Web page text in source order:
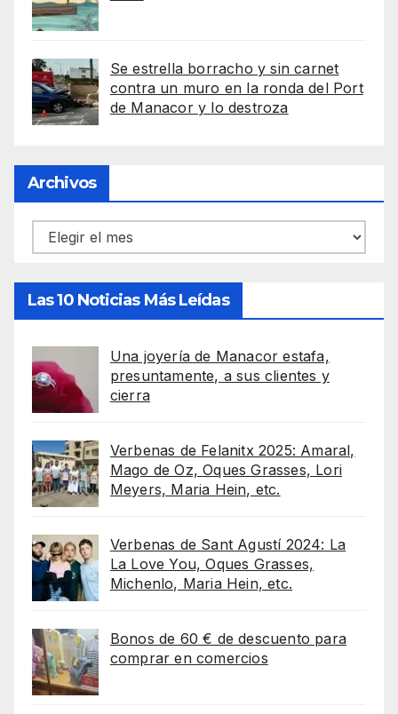
Se estrella borracho y sin carnet
contra un muro en la ronda del Port
de Manacor y lo destroza
Archivos
Archivos
Las 10 Noticias Más Leídas
Una joyería de Manacor estafa,
presuntamente, a sus clientes y
cierra
Verbenas de Felanitx 2025: Amaral,
Mago de Oz, Oques Grasses, Lori
Meyers, Maria Hein, etc.
Verbenas de Sant Agustí 2024: La
La Love You, Oques Grasses,
Michenlo, Maria Hein, etc.
Bonos de 60 € de descuento para
comprar en comercios